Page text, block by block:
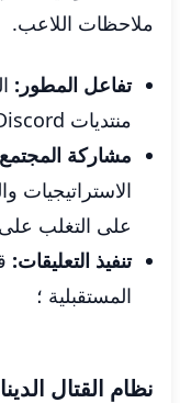
ملاحظات اللاعب.
تفاعل المطور:
منتديات Discord ؛
مشاركة
الاستراتيجيات
على التغلب
تنفيذ التعليقات:
المستقبلية ؛
نظام القتال